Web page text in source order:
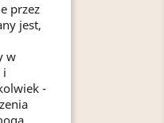
przez
jest,
w
i
-